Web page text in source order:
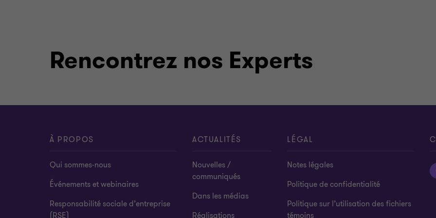
Rencontrez nos Experts
À PROPOS
Qui sommes-nous
Événements et webinaires
Responsabilité sociale d’entreprise
(RSE)
ACTUALITÉS
Nouvelles /
communiqués
Dans les médias
Réalisations
LÉGAL
Notes légales
Politique de confidentialité
Politique sur l’utilisation des fichiers
témoins